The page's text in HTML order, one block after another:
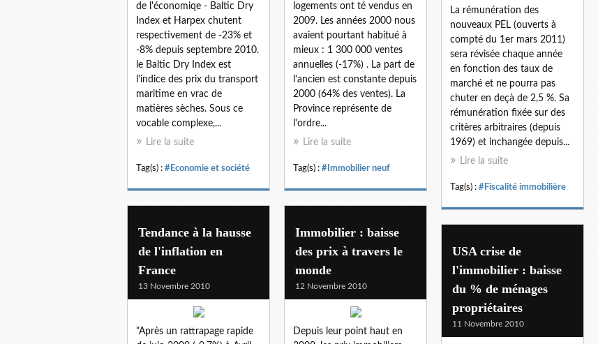
logements ont té vendus en
2009. Les années 2000 nous
avaient pourtant habitué à
mieux : 1 300 000 ventes
annuelles (-17%) . La part de
l'ancien est constante depuis
2000 (64% des ventes). La
Province représente de
l'ordre...
Lire la suite
Tag(s) : #Immobilier neuf
de l'économiqe - Baltic Dry
Index et Harpex chutent
respectivement de -23% et
-8% depuis septembre 2010.
le Baltic Dry Index est
l'indice des prix du transport
maritime en vrac de
matières sèches. Sous ce
vocable complexe,...
Lire la suite
Tag(s) : #Economie et société
La rémunération des
nouveaux PEL (ouverts à
compté du 1er mars 2011)
sera révisée chaque année
en fonction des taux de
marché et ne pourra pas
chuter en deçà de 2,5 %. Sa
rémunération fixée sur des
critères arbitraires (depuis
1969) et inchangée depuis...
Lire la suite
Tag(s) : #Fiscalité immobilière
Tendance à la hausse
de l'inflation en
France
13 Novembre 2010
"Après un rattrapage rapide
Immobilier : baisse
des prix à travers le
monde
12 Novembre 2010
Depuis leur point haut en
USA crise de
l'immobilier : baisse
du % de ménages
propriétaires
11 Novembre 2010